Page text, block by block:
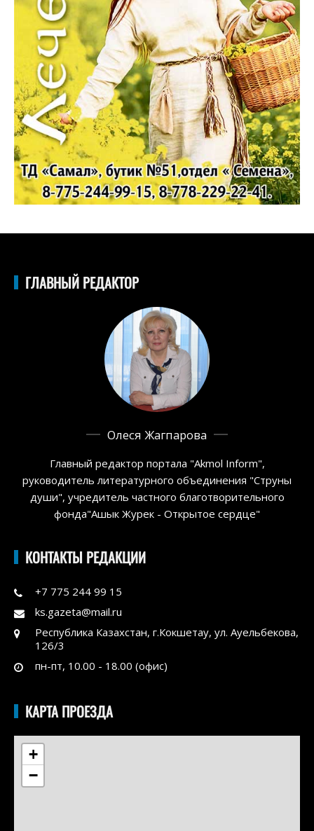
ГЛАВНЫЙ РЕДАКТОР
Олеся Жагпарова
Главный редактор портала "Akmol Inform",
руководитель литературного объединения "Струны
души", учредитель частного благотворительного
фонда"Ашык Журек - Открытое сердце"
КОНТАКТЫ РЕДАКЦИИ
+7 775 244 99 15
ks.gazeta@mail.ru
Республика Казахстан, г.Кокшетау, ул. Ауельбекова,
126/3
пн-пт, 10.00 - 18.00 (офис)
КАРТА ПРОЕЗДА
+
−